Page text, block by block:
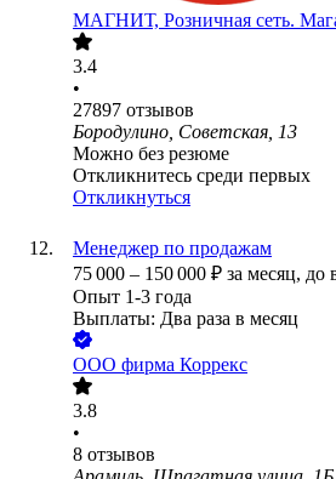
МАГНИТ, Розничная сеть.
3.4
•
27897 отзывов
Бородулино, Советская, 13
Можно без резюме
Откликнитесь среди первых
Откликнуться
Менеджер по продажам
75 000 – 150 000 ₽ за месяц, до
Опыт 1-3 года
Выплаты: Два раза в месяц
ООО фирма Коррекс
3.8
•
8 отзывов